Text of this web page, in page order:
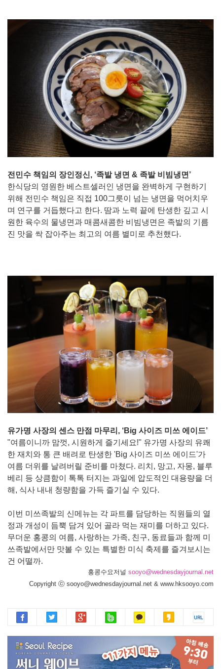
전민수 책임의 장인정신, ‘족발 냉면 & 족발 비빔냉면’
한식당의 영원한 베스트셀러인 냉면을 완벽하게 구현하기
위해 전민수 책임은 직접 100그릇이 넘는 냉면을 먹어치우
며 연구를 거듭했다고 한다. 땀과 노력 끝에 탄생한 깊고 시
원한 육수의 물냉면과 매콤새콤한 비빔냉면은 족발의 기름
진 맛을 싹 잡아주는 최고의 여름 별미로 추천했다.
유가명 사장의 센스 만점 마무리, ‘Big 사이즈 미쓰 에이드’
"여름이니까 맘껏, 시원하게 즐기세요!" 유가명 사장의 유쾌
한 재치와 통 큰 배려로 탄생한 'Big 사이즈 미쓰 에이드'가
여름 더위를 날려버릴 준비를 마쳤다. 리치, 망고, 자몽, 블루
베리 등 상큼함이 톡톡 터지는 과일에 압도적인 대용량을 더
해, 식사 내내 청량함을 가득 즐기실 수 있다.
이번 미쓰족발의 신메뉴는 각 파트를 담당하는 직원들의 열
정과 개성이 듬뿍 담겨 있어 골라 먹는 재미를 더하고 있다.
무더운 홍콩의 여름, 사랑하는 가족, 친구, 동료들과 함께 미
쓰족발에서만 맛볼 수 있는 특별한 미식 축제를 즐겨보시는
건 어떨까.
홍콩수요저널 sooyo@wednesdayjournal.net
Copyright ⓒ sooyo@wednesdayjournal.net & www.hksooyo.com